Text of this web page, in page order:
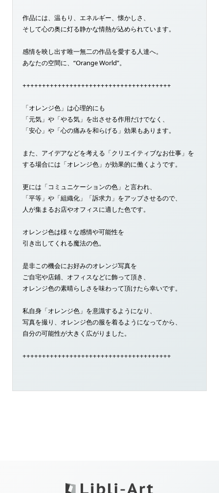
作品には、温もり、エネルギー、懐かしさ、
そして心の奥に灯る静かな情熱が込められています。
感情を映し出す唯一無二の作品を愛する人達へ。
あなたの空間に、“Orange World”。
++++++++++++++++++++++++++++++++++++++
「オレンジ色」は心理的にも
「元気」や「やる気」を出させる作用だけでなく、
「安心」や「心の痛みを和らげる」効果もあります。
また、アイデアなどを考える「クリエイティブなお仕事」を
する場合には「オレンジ色」が効果的に働くようです。
更には「コミュニケーションの色」と言われ、
「平等」や「組織化」「訴求力」をアップさせるので、
人が集まるお店やオフィスに適した色です。
オレンジ色は様々な感情や可能性を
引き出してくれる魔法の色。
是非この機会にお好みのオレンジ写真を
ご自宅や店鋪、オフィスなどに飾って頂き、
オレンジ色の素晴らしさを味わって頂けたら幸いです。
私自身「オレンジ色」を意識するようになり、
写真を撮り、オレンジ色の服を着るようになってから、
自分の可能性が大きく広がりました。
++++++++++++++++++++++++++++++++++++++